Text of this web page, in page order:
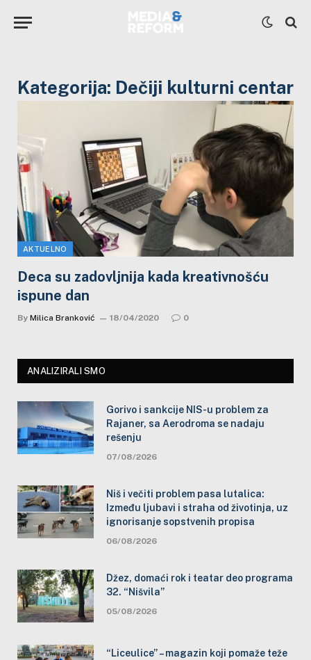
Kategorija: Dečiji kulturni centar
AKTUELNO
Deca su zadovljnija kada kreativnošću
ispune dan
By Milica Branković 18/04/2020 0
ANALIZIRALI SMO
Gorivo i sankcije NIS-u problem za
Rajaner, sa Aerodroma se nadaju
rešenju
07/08/2026
Niš i večiti problem pasa lutalica:
Između ljubavi i straha od životinja, uz
ignorisanje sopstvenih propisa
06/08/2026
Džez, domaći rok i teatar deo programa
32. “Nišvila”
05/08/2026
“Liceulice” – magazin koji pomaže teže